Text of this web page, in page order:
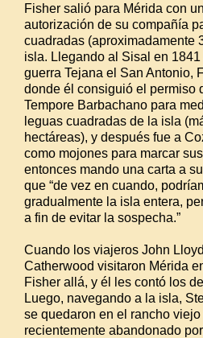
Fisher salió para Mérida con
autorización de su compañía
cuadradas (aproximadamente
isla. Llegando al Sisal en
guerra Tejana el San Antonio,
donde él consiguió el permiso
Tempore Barbachano para
leguas cuadradas de la isla
hectáreas), y después fue a
como mojones para marcar
entonces mando una carta a
que “de vez en cuando,
gradualmente la isla entera,
a fin de evitar la sospecha.”
Cuando los viajeros John
Catherwood visitaron Mérida
Fisher allá, y él les contó los
Luego, navegando a la isla,
se quedaron en el rancho
recientemente abandonado